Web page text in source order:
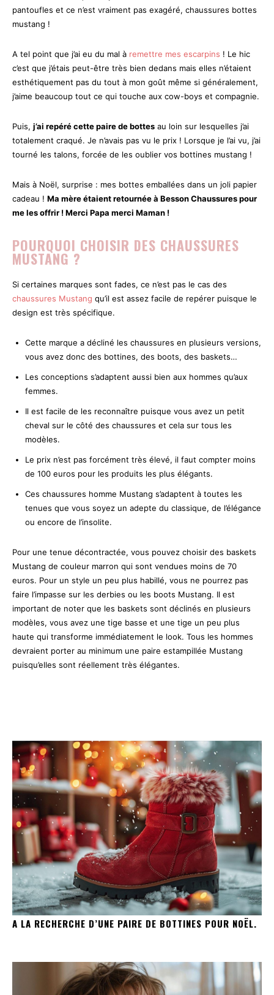
pantoufles et ce n’est vraiment pas exagéré, chaussures bottes
mustang !
A tel point que j’ai eu du mal à remettre mes escarpins ! Le hic
c’est que j’étais peut-être très bien dedans mais elles n’étaient
esthétiquement pas du tout à mon goût même si généralement,
j’aime beaucoup tout ce qui touche aux cow-boys et compagnie.
Puis, j’ai repéré cette paire de bottes au loin sur lesquelles j’ai
totalement craqué. Je n’avais pas vu le prix ! Lorsque je l’ai vu, j’ai
tourné les talons, forcée de les oublier vos bottines mustang !
Mais à Noël, surprise : mes bottes emballées dans un joli papier
cadeau ! Ma mère étaient retournée à Besson Chaussures pour
me les offrir ! Merci Papa merci Maman !
POURQUOI CHOISIR DES CHAUSSURES
MUSTANG ?
Si certaines marques sont fades, ce n’est pas le cas des
chaussures Mustang qu’il est assez facile de repérer puisque le
design est très spécifique.
Cette marque a décliné les chaussures en plusieurs versions,
vous avez donc des bottines, des boots, des baskets…
Les conceptions s’adaptent aussi bien aux hommes qu’aux
femmes.
Il est facile de les reconnaître puisque vous avez un petit
cheval sur le côté des chaussures et cela sur tous les
modèles.
Le prix n’est pas forcément très élevé, il faut compter moins
de 100 euros pour les produits les plus élégants.
Ces chaussures homme Mustang s’adaptent à toutes les
tenues que vous soyez un adepte du classique, de l’élégance
ou encore de l’insolite.
Pour une tenue décontractée, vous pouvez choisir des baskets
Mustang de couleur marron qui sont vendues moins de 70
euros. Pour un style un peu plus habillé, vous ne pourrez pas
faire l’impasse sur les derbies ou les boots Mustang. Il est
important de noter que les baskets sont déclinés en plusieurs
modèles, vous avez une tige basse et une tige un peu plus
haute qui transforme immédiatement le look. Tous les hommes
devraient porter au minimum une paire estampillée Mustang
puisqu’elles sont réellement très élégantes.
A LA RECHERCHE D’UNE PAIRE DE BOTTINES POUR NOËL.